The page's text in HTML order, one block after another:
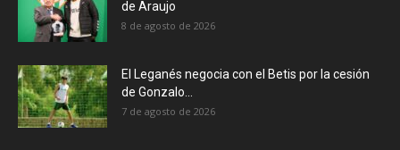
de Araujo
8 de agosto de 2026
El Leganés negocia con el Betis por la cesión
de Gonzalo...
7 de agosto de 2026